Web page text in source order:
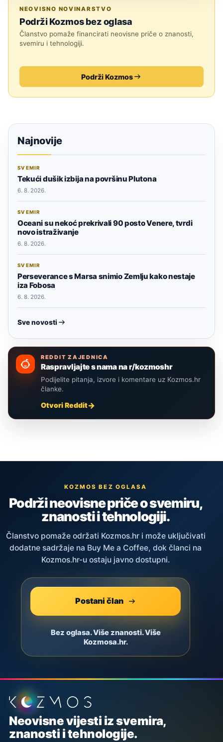
NEOVISNO NOVINARSTVO
Podrži Kozmos bez oglasa
Članstvo pomaže financirati neovisne priče o znanosti,
svemiru i tehnologiji.
Podrži Kozmos
Najnovije
SVEMIR
Tekući dušik izbija na površinu Plutona
6. 8. 2026.
SVEMIR
Oceani su nekoć prekrivali 90 posto Venere, tvrdi
novo istraživanje
6. 8. 2026.
SVEMIR
Perseverance s Marsa snimio Zemlju kako nestaje
iza Fobosa
6. 8. 2026.
Sve novosti
REDDIT ZAJEDNICA
Raspravljajte s nama na r/kozmoshr
Podijelite pitanja, izvore i komentare uz Kozmos.hr
članke.
Otvori Reddit
KOZMOS BEZ OGLASA
Podrži neovisne priče o svemiru,
znanosti i tehnologiji.
Članstvo pomaže održati Kozmos.hr i može uključivati
dodatne sadržaje na Buy Me a Coffee, dok članci na
Kozmos.hr-u ostaju javno dostupni.
Postani član
Bez oglasa. Više znanosti. Više
Kozmosa.hr.
Podnožje stranice
Neovisne vijesti iz svemira,
znanosti i tehnologije.